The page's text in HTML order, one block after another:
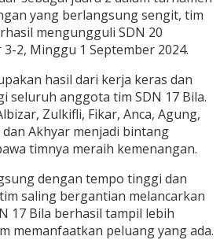
yang berlangsung sengit, tim
mengungguli SDN 20
2, Minggu 1 September 2024.
hasil dari kerja keras dan
seluruh anggota tim SDN 17 Bila.
Zulkifli, Fikar, Anca, Agung,
dan Akhyar menjadi bintang
timnya meraih kemenangan.
dengan tempo tinggi dan
saling bergantian melancarkan
17 Bila berhasil tampil lebih
memanfaatkan peluang yang ada.